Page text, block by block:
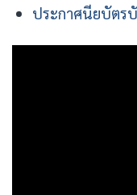
ประกาศนียบัตร